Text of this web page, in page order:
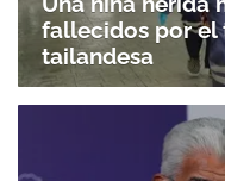
fallecidos por el
tailandesa